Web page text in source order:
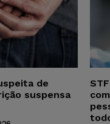
de
suspensa